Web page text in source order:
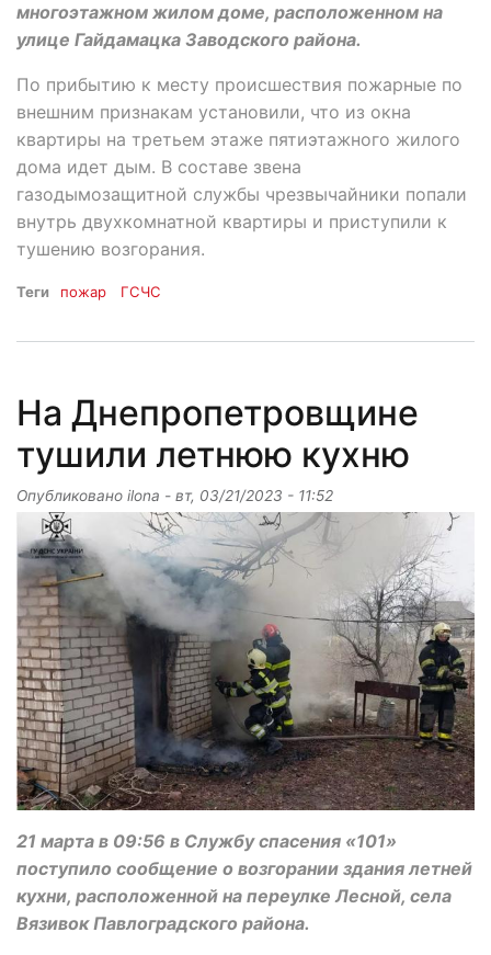
многоэтажном жилом доме, расположенном на
улице Гайдамацка Заводского района.
По прибытию к месту происшествия пожарные по
внешним признакам установили, что из окна
квартиры на третьем этаже пятиэтажного жилого
дома идет дым. В составе звена
газодымозащитной службы чрезвычайники попали
внутрь двухкомнатной квартиры и приступили к
тушению возгорания.
Теги пожар ГСЧС
На Днепропетровщине
тушили летнюю кухню
Опубликовано ilona - вт, 03/21/2023 - 11:52
21 марта в 09:56 в Службу спасения «101»
поступило сообщение о возгорании здания летней
кухни, расположенной на переулке Лесной, села
Вязивок Павлоградского района.